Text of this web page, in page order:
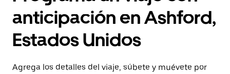
anticipación en Ashford,
Estados Unidos
Agrega los detalles del viaje, súbete y muévete por